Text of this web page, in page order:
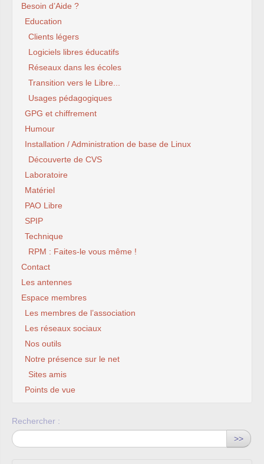
Besoin d’Aide ?
Education
Clients légers
Logiciels libres éducatifs
Réseaux dans les écoles
Transition vers le Libre...
Usages pédagogiques
GPG et chiffrement
Humour
Installation / Administration de base de Linux
Découverte de CVS
Laboratoire
Matériel
PAO Libre
SPIP
Technique
RPM : Faites-le vous même !
Contact
Les antennes
Espace membres
Les membres de l’association
Les réseaux sociaux
Nos outils
Notre présence sur le net
Sites amis
Points de vue
Rechercher :
>>